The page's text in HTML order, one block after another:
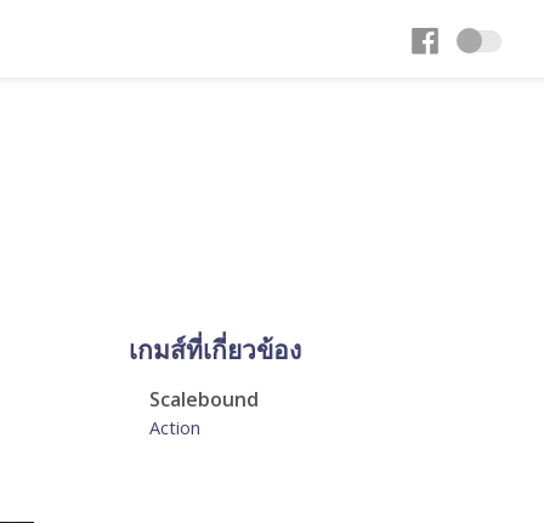
เกมส์ที่เกี่ยวข้อง
Scalebound
Action